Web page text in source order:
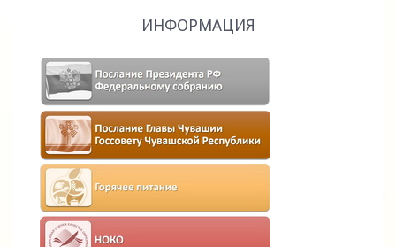
ИНФОРМАЦИЯ